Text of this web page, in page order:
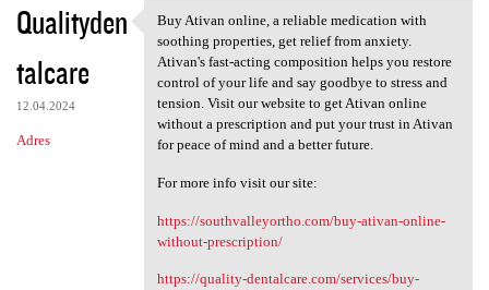
Qualityden
talcare
12.04.2024
Adres
Buy Ativan online, a reliable
Buy Ativan online, a reliable medication with
soothing properties, get relief from anxiety.
Ativan's fast-acting composition helps you restore
control of your life and say goodbye to stress and
tension. Visit our website to get Ativan online
without a prescription and put your trust in Ativan
for peace of mind and a better future.
For more info visit our site:
https://southvalleyortho.com/buy-ativan-online-
without-prescription/
https://quality-dentalcare.com/services/buy-